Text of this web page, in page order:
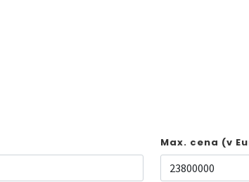
Max. cena (v